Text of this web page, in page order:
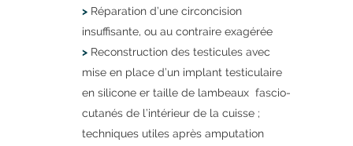
> Réparation d’une circoncision
insuffisante, ou au contraire exagérée
> Reconstruction des testicules avec
mise en place d’un implant testiculaire
en silicone er taille de lambeaux fascio-
cutanés de l’intérieur de la cuisse ;
techniques utiles après amputation